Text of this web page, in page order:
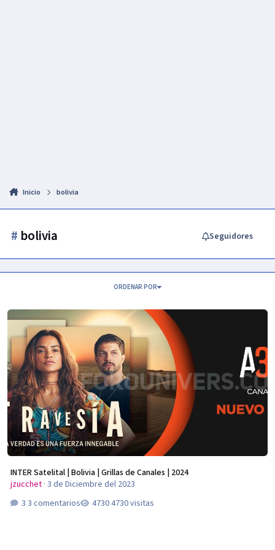
Inicio bolivia
# bolivia Seguidores
ORDENAR POR
INTER Satelital | Bolivia | Grillas de Canales | 2024
INTER Satelital | Bolivia | Grillas de Canales | 2024
jzucchet· 3 de Diciembre del 2023
3 comentarios
4730 visitas